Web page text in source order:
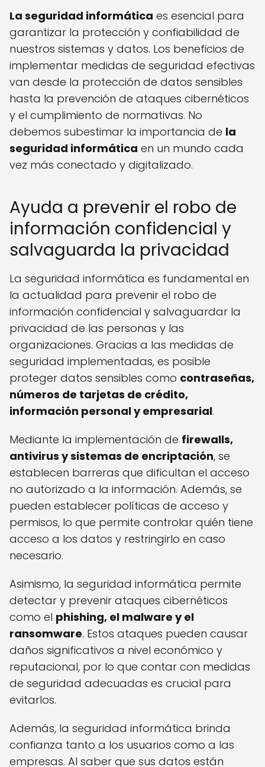
La seguridad informática es esencial para
garantizar la protección y confiabilidad de
nuestros sistemas y datos. Los beneficios de
implementar medidas de seguridad efectivas
van desde la protección de datos sensibles
hasta la prevención de ataques cibernéticos
y el cumplimiento de normativas. No
debemos subestimar la importancia de la
seguridad informática en un mundo cada
vez más conectado y digitalizado.
Ayuda a prevenir el robo de
información confidencial y
salvaguarda la privacidad
La seguridad informática es fundamental en
la actualidad para prevenir el robo de
información confidencial y salvaguardar la
privacidad de las personas y las
organizaciones. Gracias a las medidas de
seguridad implementadas, es posible
proteger datos sensibles como contraseñas,
números de tarjetas de crédito,
información personal y empresarial.
Mediante la implementación de firewalls,
antivirus y sistemas de encriptación, se
establecen barreras que dificultan el acceso
no autorizado a la información. Además, se
pueden establecer políticas de acceso y
permisos, lo que permite controlar quién tiene
acceso a los datos y restringirlo en caso
necesario.
Asimismo, la seguridad informática permite
detectar y prevenir ataques cibernéticos
como el phishing, el malware y el
ransomware. Estos ataques pueden causar
daños significativos a nivel económico y
reputacional, por lo que contar con medidas
de seguridad adecuadas es crucial para
evitarlos.
Además, la seguridad informática brinda
confianza tanto a los usuarios como a las
empresas. Al saber que sus datos están